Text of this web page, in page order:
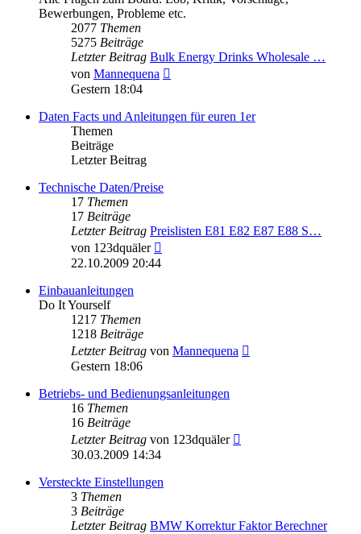
Bewerbungen, Probleme etc.
2077 Themen
5275 Beiträge
Letzter Beitrag Bulk Energy Drinks Wholesale …
von Mannequena
Gestern 18:04
Daten Facts und Anleitungen für euren 1er
Themen
Beiträge
Letzter Beitrag
Technische Daten/Preise
17 Themen
17 Beiträge
Letzter Beitrag Preislisten E81 E82 E87 E88 S…
von 123dquäler
22.10.2009 20:44
Einbauanleitungen
Do It Yourself
1217 Themen
1218 Beiträge
Letzter Beitrag von Mannequena
Gestern 18:06
Betriebs- und Bedienungsanleitungen
16 Themen
16 Beiträge
Letzter Beitrag von 123dquäler
30.03.2009 14:34
Versteckte Einstellungen
3 Themen
3 Beiträge
Letzter Beitrag BMW Korrektur Faktor Berechner